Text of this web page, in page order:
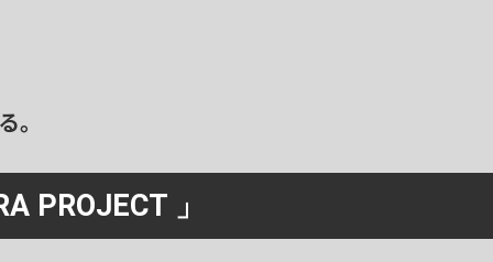
。
PROJECT 」